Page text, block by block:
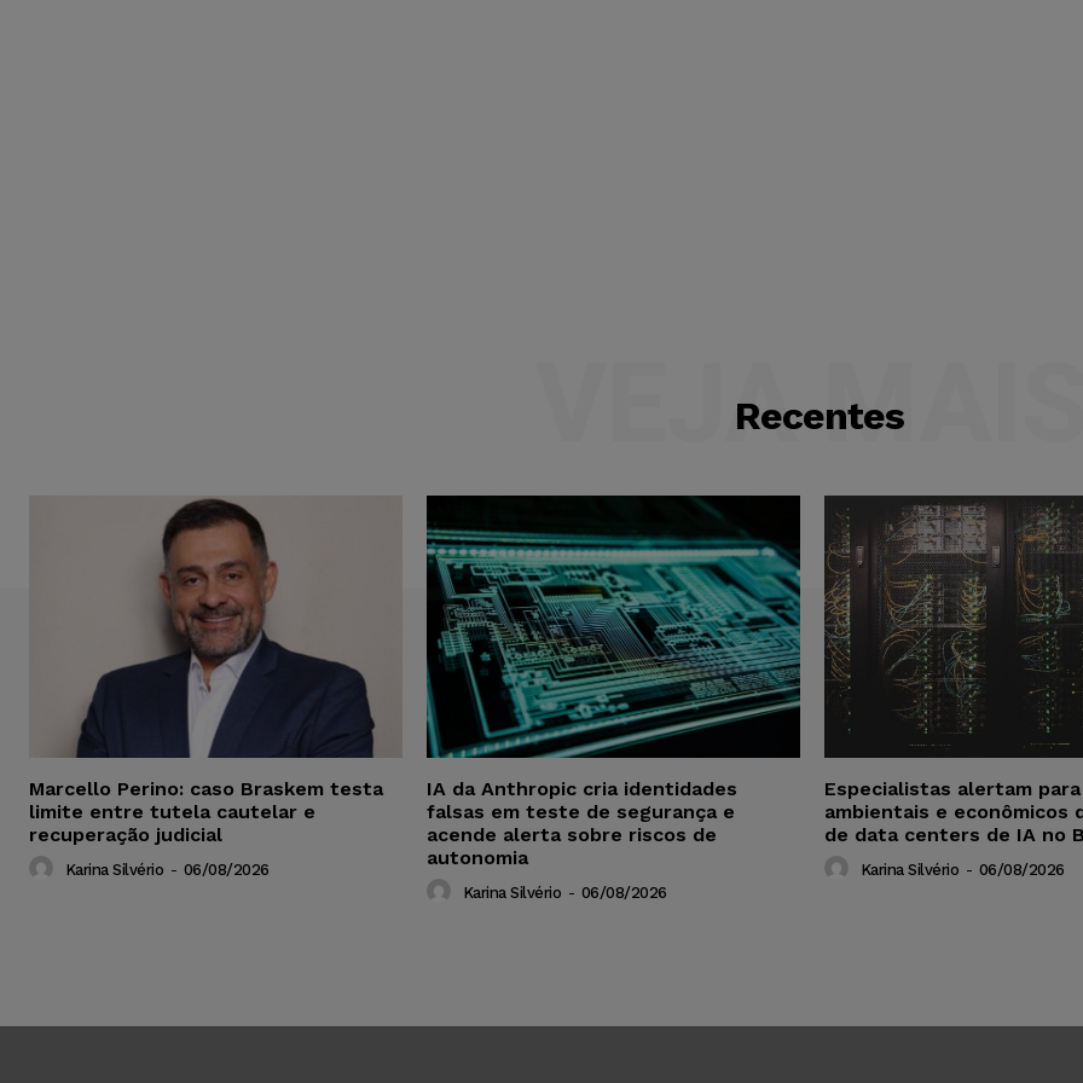
Recentes
VEJA
Marcello Perino: caso Braskem testa
limite entre tutela cautelar e
recuperação judicial
Karina Silvério - 06/08/2026
IA da Anthropic cria identidades
falsas em teste de segurança e
acende alerta sobre riscos de
autonomia
Karina Silvério - 06/08/2026
Especialistas alertam
ambientais e econômicos
de data centers de IA no
Karina Silvério - 06/08/2026